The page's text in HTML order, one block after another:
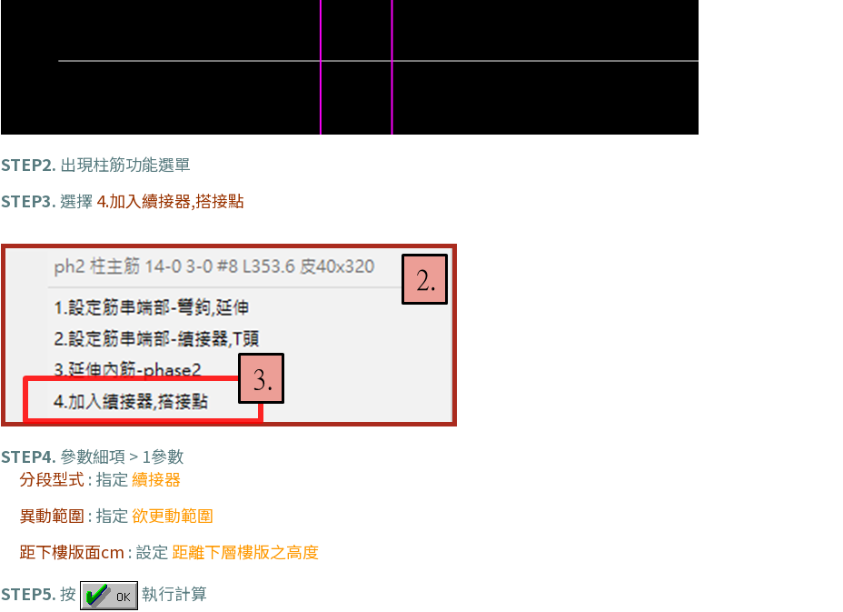
STEP2. 出現柱筋功能選單
STEP3. 選擇4.加入續接器,搭接點
STEP4. 參數細項 > 1參數
分段型式: 指定續接器
異動範圍 : 指定欲更動範圍
距下樓版面cm : 設定 距離下層樓版之高度
STEP5.按 執行計算